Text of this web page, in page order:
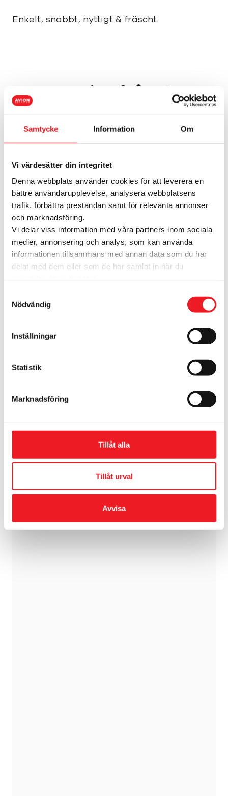
Samtycke Information Om
Vi värdesätter din integritet
Denna webbplats använder cookies för att leverera en
bättre användarupplevelse, analysera webbplatsens
trafik, förbättra prestandan samt för relevanta annonser
och marknadsföring.
Vi delar viss information med våra partners inom sociala
medier, annonsering och analys, som kan använda
informationen tillsammans med annan data som du har
delat med dem eller som de har samlat in när du
Nödvändig
Inställningar
Statistik
Marknadsföring
Tillåt alla
Tillåt urval
Avvisa
Enkelt, snabbt, nyttigt & fräscht.
Kampanjer från SEN
Street Kitchen
Just nu finns det inga aktuella kampanjer
SEN Street Kitchen
tar emot presentkort!
Ett presentkort från Avion Shopping är
lätt att ge och roligt att få!
med ett fint designat konvolut så det
blir både en snygg och rolig gåva att
Hitta till SEN Street
Kitchen